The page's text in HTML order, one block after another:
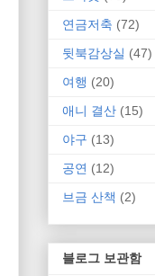
연금저축 (72)
뒷북감상실 (47)
여행 (20)
애니 결산 (15)
야구 (13)
공연 (12)
브금 산책 (2)
블로그 보관함